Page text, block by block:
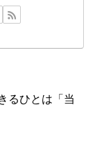
るひとは「当